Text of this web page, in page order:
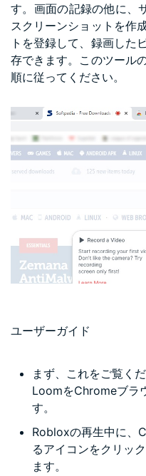
す。画面の記録の他に、
スクリーンショットを作
トを登録して、録画した
存できます。このツール
順に従ってください。
ユーザーガイド
まず、これをご覧く
LoomをChromeブラ
す。
Robloxの再生中に、
るアイコンをクリッ
ます。